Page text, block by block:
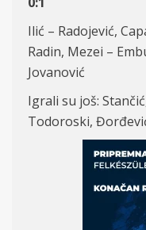
Ilić – Radojević,
Radin, Mezei –
Jovanović
Igrali su još:
Todoroski,